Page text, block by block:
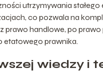
utrzymywania stałego
co pozwala na
prawo handlowe, po
etatowego prawnika.
wiedzy i